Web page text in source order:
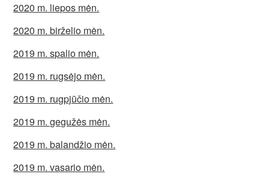
2020 m. liepos mėn.
2020 m. birželio mėn.
2019 m. spalio mėn.
2019 m. rugsėjo mėn.
2019 m. rugpjūčio mėn.
2019 m. gegužės mėn.
2019 m. balandžio mėn.
2019 m. vasario mėn.